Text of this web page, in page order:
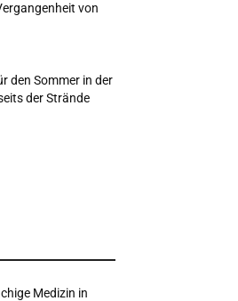
von
den Sommer in der
der Strände
Medizin in